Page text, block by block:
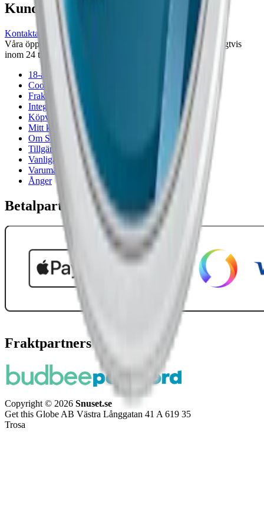
Kundservice
Kontakta oss
Våra öppettider är: Alla dagar 08:00 - 18:00 Vi svarar vanligtvis
inom 24 timmar på vardagar.
18-årsgräns
Cookiepolicy
Frakt- och leveransvillkor
Integritetspolicy
Köpvillkor
Mitt konto
Om Snuset.se
Tillgänglighetsredogörelse
Vanliga frågor
Varumärken
Ånger
Betalpartner
Fraktpartners
Copyright © 2026 Snuset.se
Get this Globe AB Västra Långgatan 41 A 619 35
Trosa